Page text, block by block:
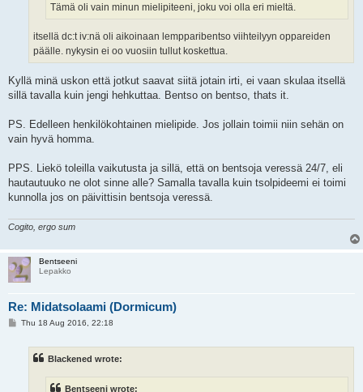
Tämä oli vain minun mielipiteeni, joku voi olla eri mieltä.
itsellä dc:t iv:nä oli aikoinaan lempparibentso viihteilyyn oppareiden
päälle. nykysin ei oo vuosiin tullut koskettua.
Kyllä minä uskon että jotkut saavat siitä jotain irti, ei vaan skulaa itsellä
sillä tavalla kuin jengi hehkuttaa. Bentso on bentso, thats it.
PS. Edelleen henkilökohtainen mielipide. Jos jollain toimii niin sehän on
vain hyvä homma.
PPS. Liekö toleilla vaikutusta ja sillä, että on bentsoja veressä 24/7, eli
hautautuuko ne olot sinne alle? Samalla tavalla kuin tsolpideemi ei toimi
kunnolla jos on päivittisin bentsoja veressä.
Cogito, ergo sum
Bentseeni
Lepakko
Re: Midatsolaami (Dormicum)
PThu 18 Aug 2016, 22:18
Blackened wrote:
Bentseeni wrote: